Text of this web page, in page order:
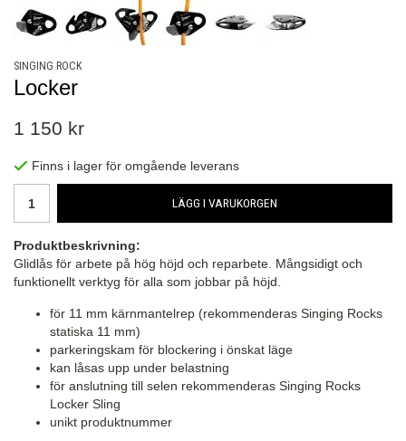
SINGING ROCK
Locker
1 150 kr
Finns i lager för omgående leverans
LÄGG I VARUKORGEN
Produktbeskrivning:
Glidlås för arbete på hög höjd och reparbete. Mångsidigt och
funktionellt verktyg för alla som jobbar på höjd.
för 11 mm kärnmantelrep (rekommenderas Singing Rocks
statiska 11 mm)
parkeringskam för blockering i önskat läge
kan låsas upp under belastning
för anslutning till selen rekommenderas Singing Rocks
Locker Sling
unikt produktnummer